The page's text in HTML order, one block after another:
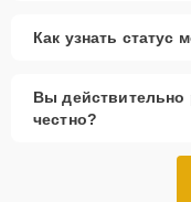
Как узнать статус
Вы действительно
честно?